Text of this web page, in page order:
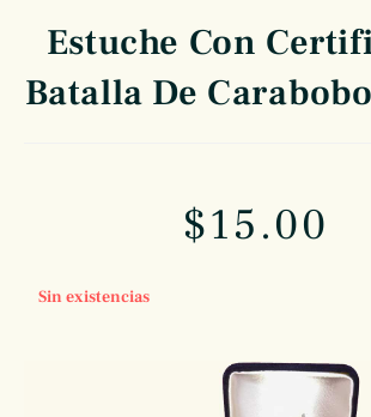
Estuche Con
Batalla De
$15.00
Sin existencias